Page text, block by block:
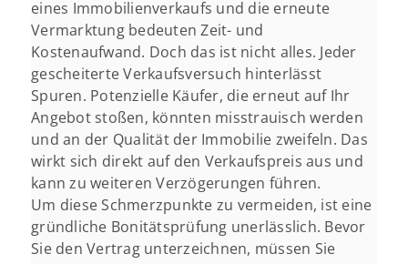
eines Immobilienverkaufs und die erneute
Vermarktung bedeuten Zeit- und
Kostenaufwand. Doch das ist nicht alles. Jeder
gescheiterte Verkaufsversuch hinterlässt
Spuren. Potenzielle Käufer, die erneut auf Ihr
Angebot stoßen, könnten misstrauisch werden
und an der Qualität der Immobilie zweifeln. Das
wirkt sich direkt auf den Verkaufspreis aus und
kann zu weiteren Verzögerungen führen.
Um diese Schmerzpunkte zu vermeiden, ist eine
gründliche Bonitätsprüfung unerlässlich. Bevor
Sie den Vertrag unterzeichnen, müssen Sie